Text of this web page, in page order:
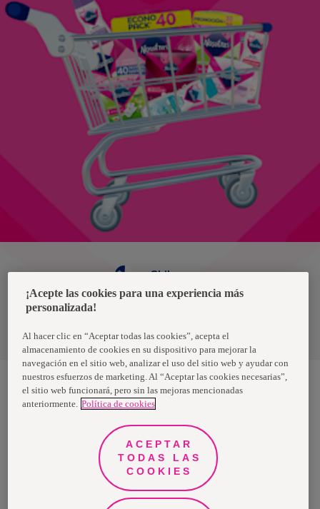
Términos y condiciones
Chile
Nosotras, una marca de Essity - una compañía global líder en
mundo, utilizan nuestros productos, servicios y soluciones. Nuestro
propósito es romper barreras por el bienestar en beneficio de
consumidores, pacientes, cuidadores, clientes y la sociedad en
general. Vendemos en aproximadamente 150 países bajo las
principales marcas globales TENA y Tork, así como otras marcas
como Actimove, Cutimed, JOBST, Knix, Leukoplast, Libero, Libresse,
Lotus, Modibodi, Nosotras, Saba, Tempo, TOM Organic y Zewa. En
2024, Essity tuvo ventas de aproximadamente 13 mil millones de
euros y empleó a 36,000 personas. La sede de la compañía está
¡Acepte las cookies para una experiencia más
personalizada!
Al hacer clic en “Aceptar todas las cookies”, acepta el
almacenamiento de cookies en su dispositivo para mejorar la
navegación en el sitio web, analizar el uso del sitio web y ayudar con
nuestros esfuerzos de marketing. Al “Aceptar las cookies necesarias”,
el sitio web funcionará, pero sin las mejoras mencionadas
anteriormente. Política de cookies
ACEPTAR
TODAS LAS
COOKIES